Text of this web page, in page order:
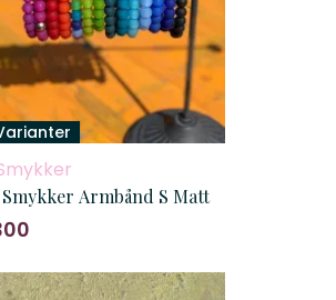
Smykker Armbånd S Matt